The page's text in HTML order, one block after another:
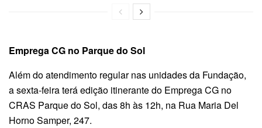
Emprega CG no Parque do Sol
Além do atendimento regular nas unidades da Fundação,
a sexta-feira terá edição itinerante do Emprega CG no
CRAS Parque do Sol, das 8h às 12h, na Rua Maria Del
Horno Samper, 247.